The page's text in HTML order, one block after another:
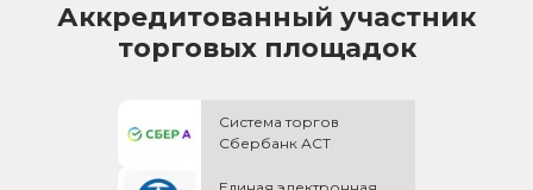
Аккредитованный участник
торговых площадок
Система торгов
Сбербанк АСТ
Единая электронная